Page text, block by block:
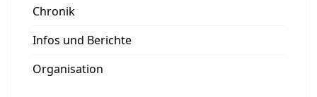
Chronik
Infos und Berichte
Organisation